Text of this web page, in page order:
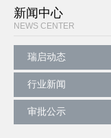
新闻中心
NEWS CENTER
瑞启动态
行业新闻
审批公示